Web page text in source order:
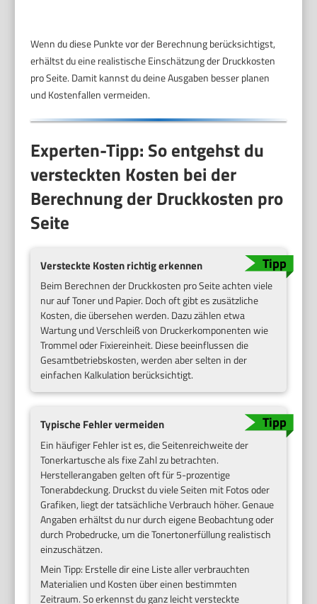
Wenn du diese Punkte vor der Berechnung berücksichtigst,
erhältst du eine realistische Einschätzung der Druckkosten
pro Seite. Damit kannst du deine Ausgaben besser planen
und Kostenfallen vermeiden.
Experten-Tipp: So entgehst du
versteckten Kosten bei der
Berechnung der Druckkosten pro
Seite
Versteckte Kosten richtig erkennen
Beim Berechnen der Druckkosten pro Seite achten viele
nur auf Toner und Papier. Doch oft gibt es zusätzliche
Kosten, die übersehen werden. Dazu zählen etwa
Wartung und Verschleiß von Druckerkomponenten wie
Trommel oder Fixiereinheit. Diese beeinflussen die
Gesamtbetriebskosten, werden aber selten in der
einfachen Kalkulation berücksichtigt.
Typische Fehler vermeiden
Ein häufiger Fehler ist es, die Seitenreichweite der
Tonerkartusche als fixe Zahl zu betrachten.
Herstellerangaben gelten oft für 5-prozentige
Tonerabdeckung. Druckst du viele Seiten mit Fotos oder
Grafiken, liegt der tatsächliche Verbrauch höher. Genaue
Angaben erhältst du nur durch eigene Beobachtung oder
durch Probedrucke, um die Tonertonerfüllung realistisch
einzuschätzen.
Mein Tipp: Erstelle dir eine Liste aller verbrauchten
Materialien und Kosten über einen bestimmten
Zeitraum. So erkennst du ganz leicht versteckte